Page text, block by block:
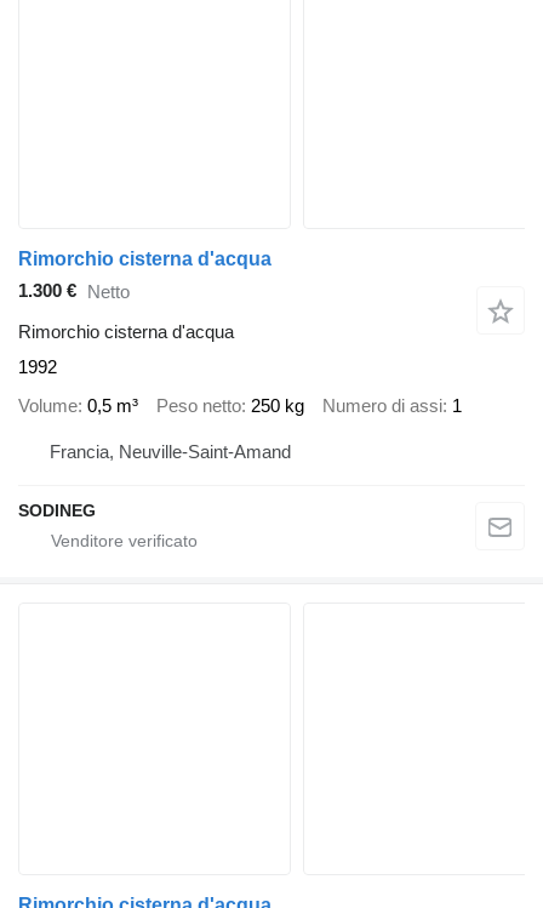
Rimorchio cisterna d'acqua
1.300 € Netto
Rimorchio cisterna d'acqua
1992
Volume 0,5 m³ Peso netto 250 kg Numero di assi 1
Francia, Neuville-Saint-Amand
SODINEG